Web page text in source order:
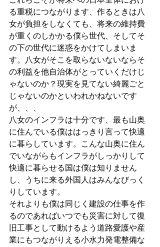
る重税につながります、作るときは八
女が負担をしなくても、将来の維持費
が重くのしかかる僕ら世代、そしてそ
の下の世代に迷惑をかけてしまいま
す。八女がそこを取らないないならそ
の利益を他自治体がとっていくだけじ
ゃないのか？現実を見てない綺麗ごと
じゃないのかといわれかねないです
が、、、
八女のインフラは十分です、最も山奥
に住んでいる僕ははっきり言って快適
に暮らしています。こんな山奥に住ん
でいながらもインフラがしっかりして
快適に暮らせる国は僕は知りません
し、うちに来る外国人はみんなびっく
りしています。
それよりも僕は同じく建設の仕事を作
るのであればいつでも災害に対して復
旧工事として動けるよう道路愛護や産
業にもつながりえる小水力発電整備な